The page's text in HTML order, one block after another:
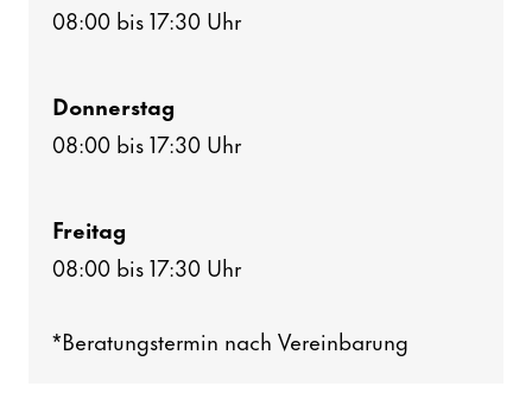
08:00 bis 17:30 Uhr
Donnerstag
08:00 bis 17:30 Uhr
Freitag
08:00 bis 17:30 Uhr
*Bera­tungs­termin nach Verein­ba­rung